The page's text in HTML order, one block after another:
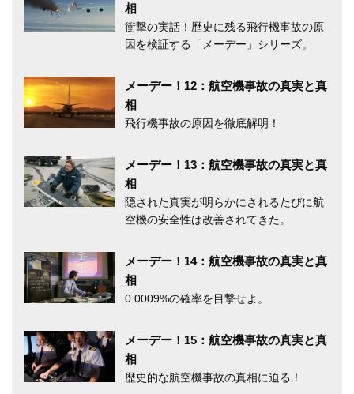
相
衝撃の実話！歴史に残る飛行機事故の原
因を検証する「メーデー」シリーズ。
メーデー！12：航空機事故の真実と真
相
飛行機事故の原因を徹底解明！
メーデー！13：航空機事故の真実と真
相
隠された真実が明らかにされるたびに航
空機の安全性は改善されてきた。
メーデー！14：航空機事故の真実と真
相
0.0009%の確率を目撃せよ。
メーデー！15：航空機事故の真実と真
相
歴史的な航空機事故の真相に迫る！